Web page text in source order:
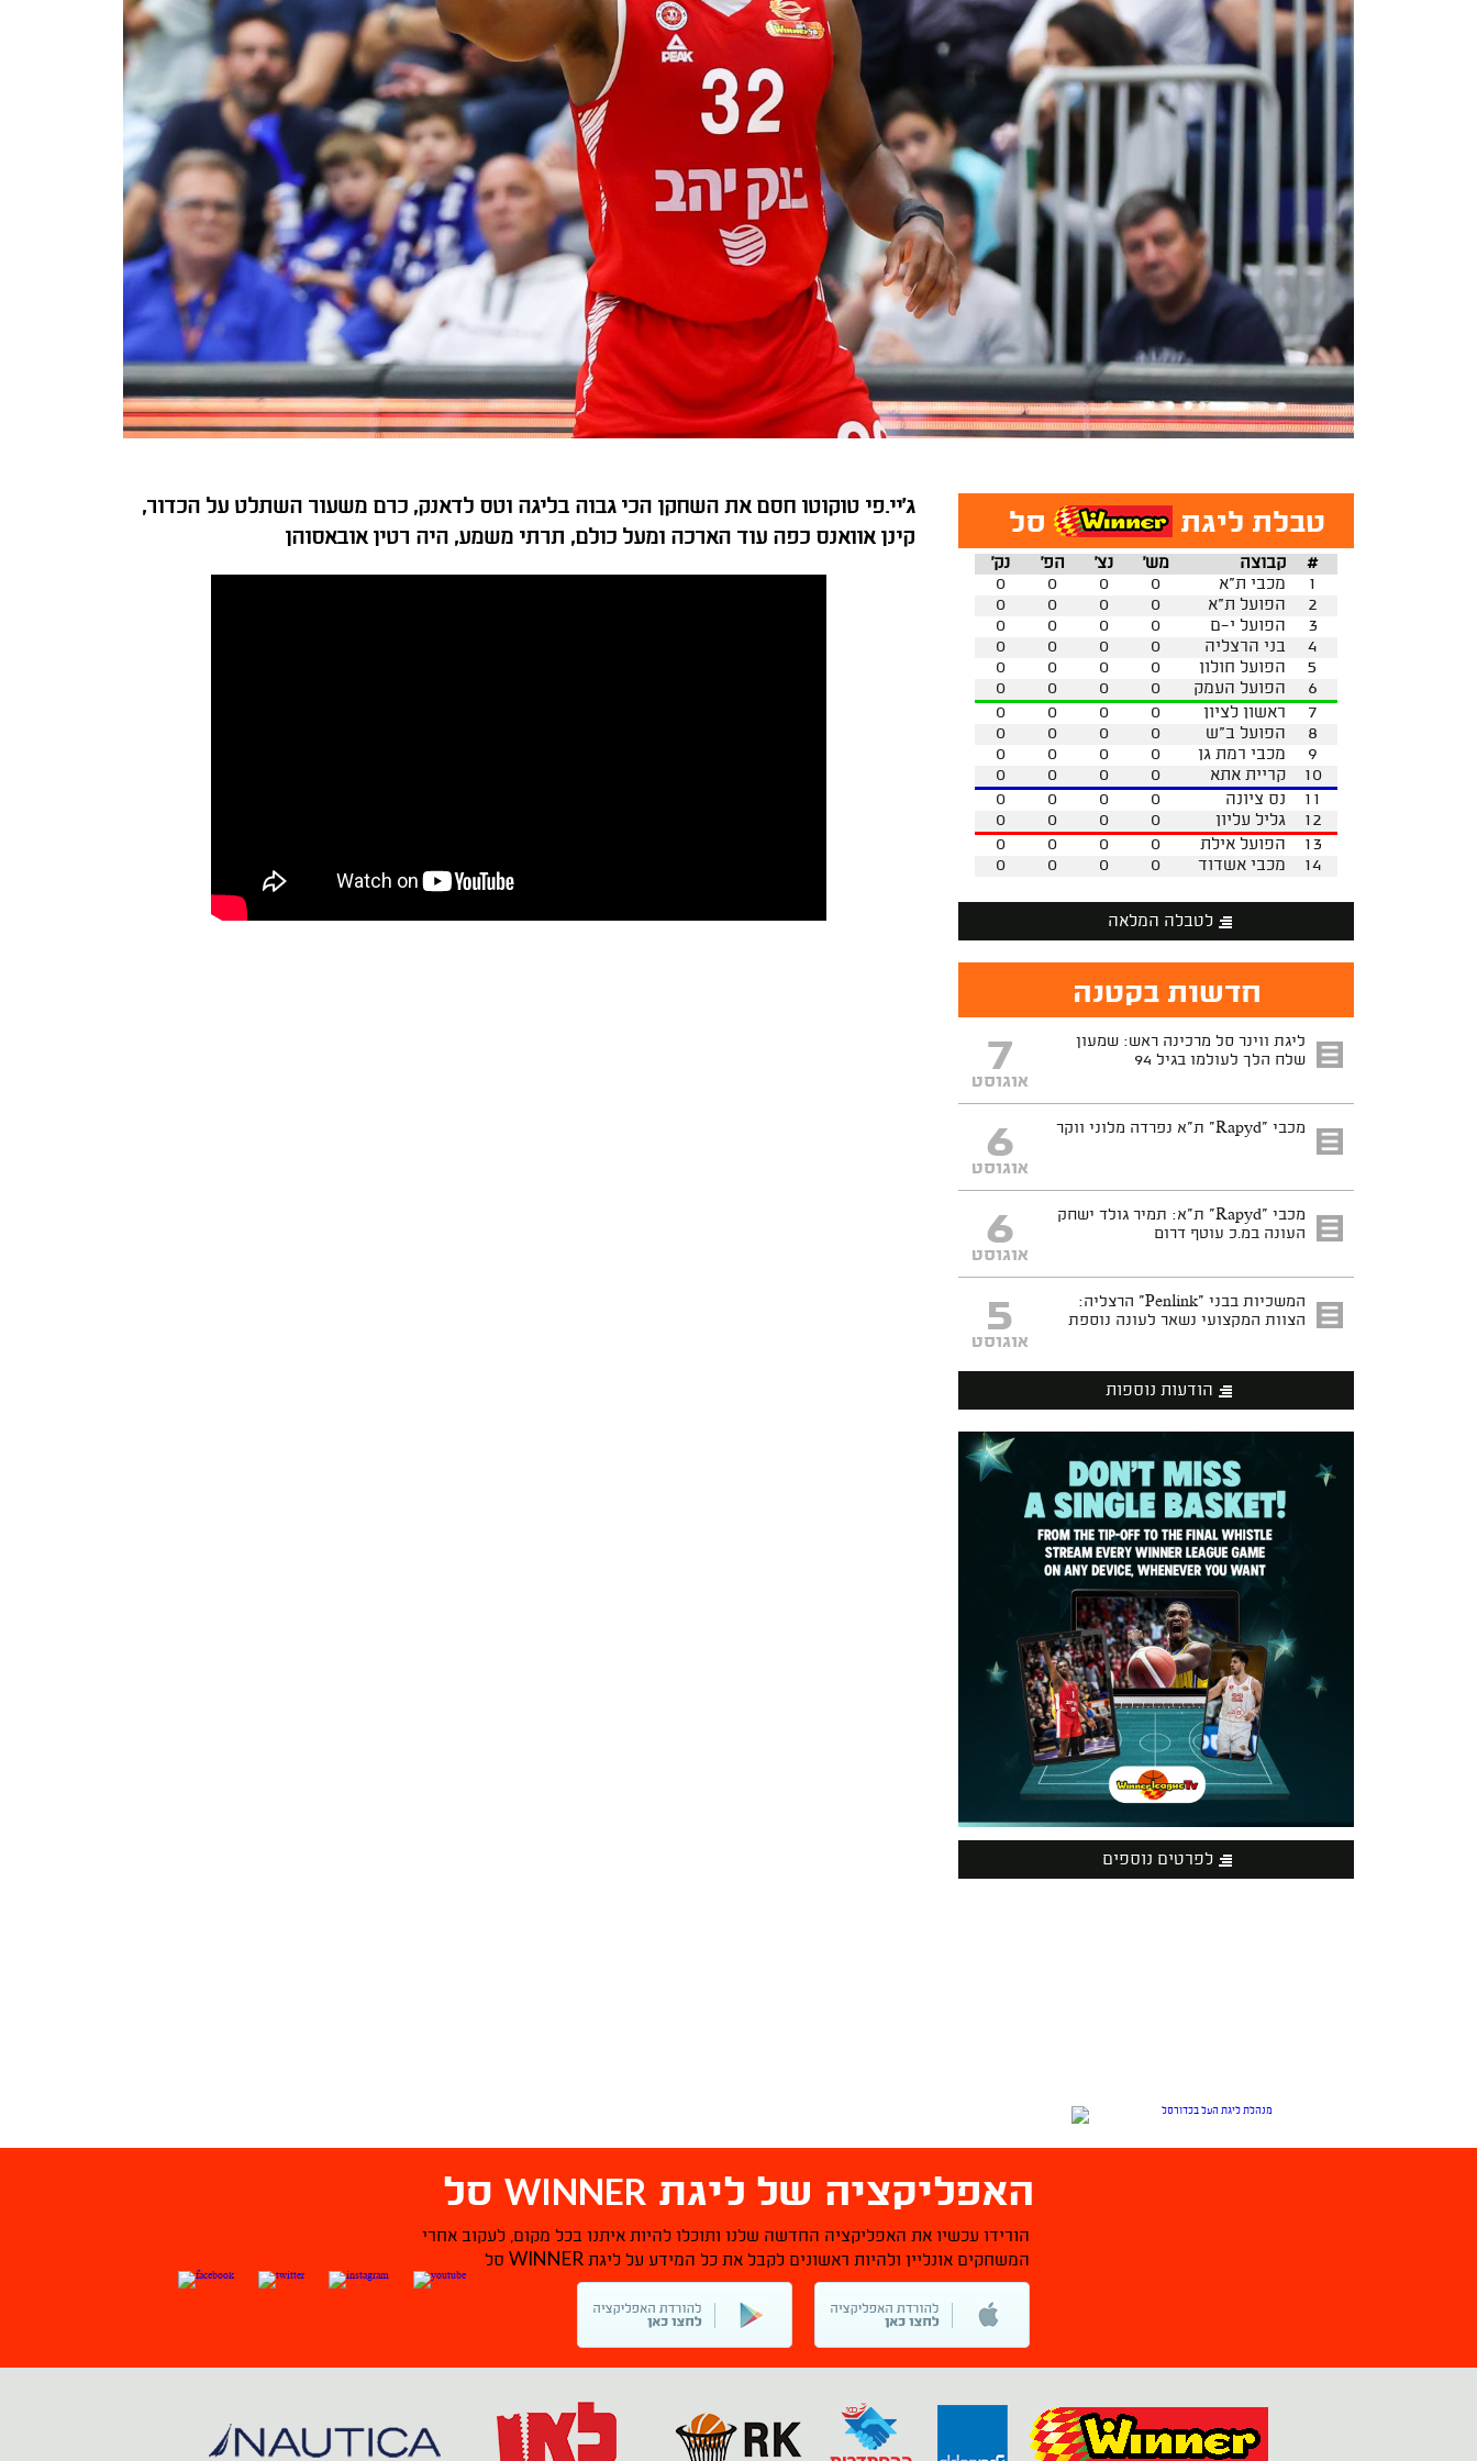
ג'יי.פי טוקוטו חסם את השחקן הכי גבוה בליגה וטס לדאנק, כרם משעור השתלט על הכדור,
קינן אוואנס כפה עוד הארכה ומעל כולם, תרתי משמע, היה רטין אובאסוהן
טבלת ליגת סל
נק' הפ' נצ' מש' קבוצה
#
0
0 0 0 מכבי ת"א
1
0
0 0 0 הפועל ת"א
2
0
0 0 0 הפועל י-ם
3
0
0 0 0 בני הרצליה
4
0
0 0 0 הפועל חולון
5
0
0 0 0 הפועל העמק
6
0
0 0 0 ראשון לציון
7
0
0 0 0 הפועל ב"ש
8
0
0 0 0 מכבי רמת גן
9
0
0 0 0 קריית אתא
10
0
0 0 0 נס ציונה
11
0
0 0 0 גליל עליון
12
0
0 0 0 הפועל אילת
13
0
0 0 0 מכבי אשדוד 14
לטבלה המלאה
חדשות בקטנה
ליגת ווינר סל מרכינה ראש: שמעון
שלח הלך לעולמו בגיל 94
7
אוגוסט
מכבי "Rapyd" ת"א נפרדה מלוני ווקר 6
אוגוסט
מכבי "Rapyd" ת"א: תמיר גולד ישחק
העונה במ.כ עוטף דרום
6
אוגוסט
המשכיות בבני "Penlink" הרצליה:
הצוות המקצועי נשאר לעונה נוספת
5
אוגוסט
הודעות נוספות
לפרטים נוספים
האפליקציה של ליגת WINNER סל
הורידו עכשיו את האפליקציה החדשה שלנו ותוכלו להיות איתנו בכל מקום, לעקוב אחרי
המשחקים אונליין ולהיות ראשונים לקבל את כל המידע על ליגת WINNER סל